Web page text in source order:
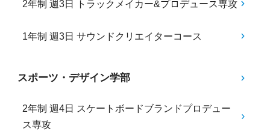
2年制 週3日 トラックメイカー&プロデュース専攻
1年制 週3日 サウンドクリエイターコース
スポーツ・デザイン学部
2年制 週4日 スケートボードブランドプロデュー
ス専攻